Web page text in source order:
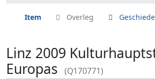
Item Overleg
Linz 2009
Europas
(Q170771)